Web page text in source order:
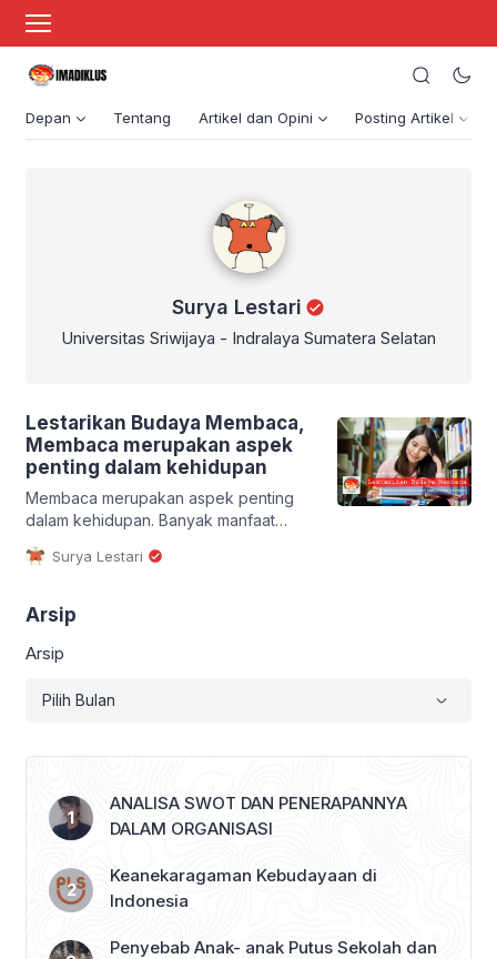
Depan Tentang Artikel dan Opini Posting Artikel
Surya Lestari
Universitas Sriwijaya - Indralaya Sumatera Selatan
Lestarikan Budaya Membaca,
Membaca merupakan aspek
penting dalam kehidupan
Membaca merupakan aspek penting
dalam kehidupan. Banyak manfaat
yang dapat diperoleh dari membaca,
seperti meningkatkan kinerja otak,
mengasah daya ingat. Di samping
menambah pengetahuan, sering
membaca buku ternyata dapat
sehat dan terhindar dari penyakit
pemikiran positif, dan […]
Surya Lestari
Arsip
Arsip
ANALISA SWOT DAN PENERAPANNYA
DALAM ORGANISASI
Keanekaragaman Kebudayaan di
Indonesia
Penyebab Anak- anak Putus Sekolah dan